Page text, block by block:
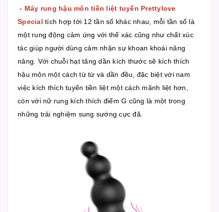
- Máy rung hậu môn tiền liệt tuyến Prettylove
Special tích hợp tới 12 tần số khác nhau, mỗi tần số là
một rung động cảm ứng với thể xác cũng như chất xúc
tác giúp người dùng cảm nhận sự khoan khoái nâng
nâng. Với chuỗi hạt tăng dần kích thước sẽ kích thích
hậu môn một cách từ từ và dần đều, đặc biệt với nam
việc kích thích tuyến tiền liệt một cách mãnh liệt hơn,
còn với nữ rung kích thích điểm G cũng là một trong
những trải nghiệm sung sướng cực đã.